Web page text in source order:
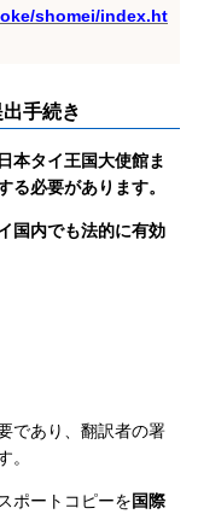
shomei/index.ht
手続き
本タイ王国大使館ま
る必要があります。
国内でも法的に有効
であり、翻訳者の署
。
ポートコピーを国際